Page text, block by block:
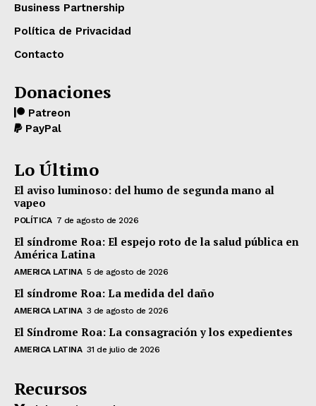
Business Partnership
Política de Privacidad
Contacto
Donaciones
Patreon
PayPal
Lo Último
El aviso luminoso: del humo de segunda mano al
vapeo
POLÍTICA 7 de agosto de 2026
El síndrome Roa: El espejo roto de la salud pública en
América Latina
AMERICA LATINA 5 de agosto de 2026
El síndrome Roa: La medida del daño
AMERICA LATINA 3 de agosto de 2026
El Síndrome Roa: La consagración y los expedientes
AMERICA LATINA 31 de julio de 2026
Recursos